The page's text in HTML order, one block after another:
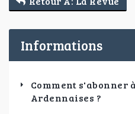
Informations
Comment s'abonner
Ardennaises ?